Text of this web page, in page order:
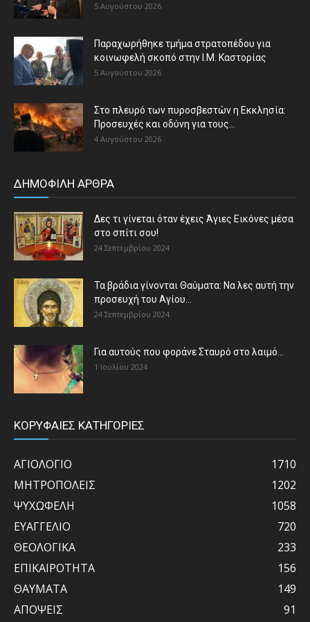
5 Αυγούστου 2026
Παραχωρήθηκε τμήμα στρατοπέδου για
κοινωφελή σκοπό στην Ι.Μ. Καστορίας
5 Αυγούστου 2026
Στο πλευρό των πυροσβεστών η Εκκλησία:
Προσευχές και οδύνη για τους...
4 Αυγούστου 2026
ΔΗΜΟΦΙΛΗ ΑΡΘΡΑ
Δες τι γίνεται όταν έχεις Άγιες Εικόνες μέσα
στο σπίτι σου!
24 Σεπτεμβρίου 2024
Τα βράδια γίνονται Θαύματα: Να λες αυτή την
προσευχή του Αγίου...
24 Σεπτεμβρίου 2024
Για αυτούς που φοράνε Σταυρό στο λαιμό…
1 Ιουλίου 2024
ΚΟΡΥΦΑΙΕΣ ΚΑΤΗΓΟΡΙΕΣ
ΑΓΙΟΛΟΓΙΟ
1710
ΜΗΤΡΟΠΟΛΕΙΣ
1202
ΨΥΧΩΦΕΛΗ
1058
ΕΥΑΓΓΕΛΙΟ
720
ΘΕΟΛΟΓΙΚΑ
233
ΕΠΙΚΑΙΡΟΤΗΤΑ
156
ΘΑΥΜΑΤΑ
149
ΑΠΟΨΕΙΣ
91